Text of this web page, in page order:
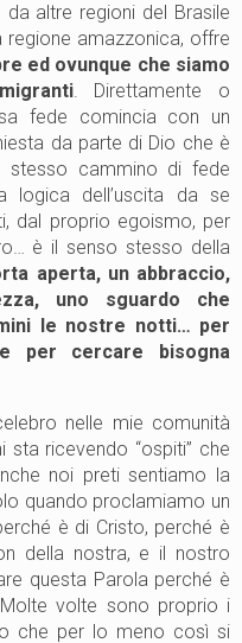
altre regioni del Brasile
amazzonica, offre
ed ovunque che siamo
. Direttamente o
fede comincia con un
da parte di Dio che è
stesso cammino di fede
logica dell’uscita da se
dal proprio egoismo, per
è il senso stesso della
aperta, un abbraccio,
uno sguardo che
le nostre notti… per
per cercare bisogna
nelle mie comunità
ricevendo “ospiti” che
noi preti sentiamo la
quando proclamiamo un
è di Cristo, perché è
della nostra, e il nostro
questa Parola perché è
volte sono proprio i
che per lo meno così si